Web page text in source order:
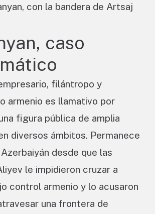
con la bandera de Artsaj
caso
filántropo y
armenio es llamativo por
figura pública de amplia
diversos ámbitos. Permanece
desde que las
le impidieron cruzar a
control armenio y lo acusaron
una frontera de